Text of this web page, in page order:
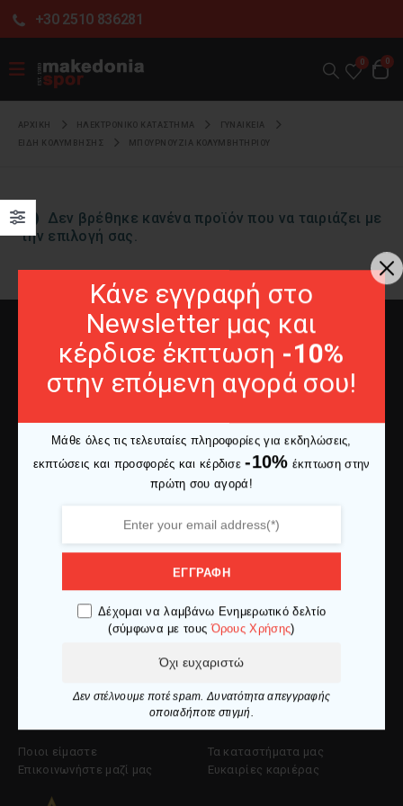
+30 2510 836281
0 0
ΑΡΧΙΚΉ ΗΛΕΚΤΡΟΝΙΚΌ ΚΑΤΆΣΤΗΜΑ
ΓΥΝΑΙΚΕΙΑ
ΕΙΔΗ ΚΟΛΥΜΒΗΣΗΣ
ΜΠΟΥΡΝΟΥΖΙΑ ΚΟΛΥΜΒΗΤΗΡΙΟΥ
Δεν βρέθηκε κανένα προϊόν που να ταιριάζει με
την επιλογή σας.
Ελ. Βενιζέλου 27 653 02, Καβάλα
info@makedoniaspor.gr
Εξυπηρέτηση Πελατών
Ο λογαριασμός μου
Ιστορικό παραγγελιών
Πολιτική επιστροφών
Πολιτική cookies
Όροι χρήσης
Ποιοι είμαστε
Επικοινωνήστε μαζί μας
Τα καταστήματα μας
Ευκαιρίες καριέρας
Κάνε εγγραφή στο
Newsletter μας και
κέρδισε έκπτωση -10%
στην επόμενη αγορά σου!
Μάθε όλες τις τελευταίες πληροφορίες για εκδηλώσεις,
εκπτώσεις και προσφορές και κέρδισε-10% έκπτωση στην
πρώτη σου αγορά!
ΕΓΓΡΑΦΗ
Δέχομαι να λαμβάνω Ενημερωτικό δελτίο
(σύμφωνα με τουςΌρους Χρήσης)
Όχι ευχαριστώ
Δεν στέλνουμε ποτέ spam. Δυνατότητα απεγγραφής
οποιαδήποτε στιγμή.